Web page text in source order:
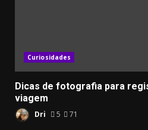
Curiosidades
Dicas de fotografia para
viagem
Dri 5 71